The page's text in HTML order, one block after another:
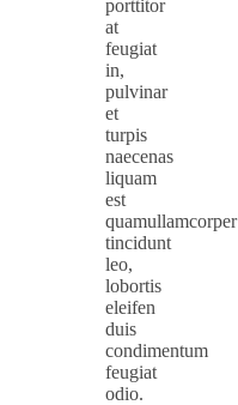
porttitor
at
feugiat
in,
pulvinar
et
turpis
naecenas
liquam
est
quamullamcorper
tincidunt
leo,
lobortis
eleifen
duis
condimentum
feugiat
odio.